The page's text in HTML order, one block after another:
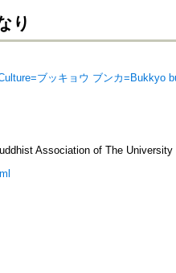
り
ブッキョウ ブンカ=Bukkyo
Association of The University